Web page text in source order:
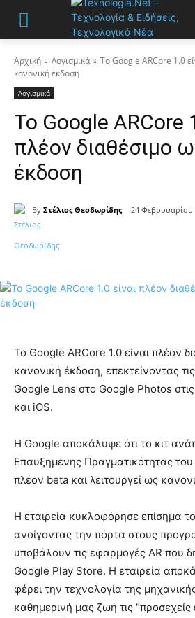
Αρχική Λογισμικά
Το Google ARCore 1.0
κανονική έκδοση
Λογισμικά
Το Google ARCore
πλέον διαθέσιμο
έκδοση
By Στέλιος Θεοδωρίδης 24 Φεβρουαρίου
Το Google ARCore 1.0 είναι πλέον
κανονική έκδοση, επεκτείνοντας
Google Lens στο Google Photos
και iOS.
Η Google αποκάλυψε ότι το κιτ
Επαυξημένης Πραγματικότητας του
πλέον beta και λειτουργεί ως
Η εταιρεία κυκλοφόρησε επίσημα
ανοίγοντας την πόρτα στους
υποβάλουν τις εφαρμογές AR που
Google Play Store. Η εταιρεία
φέρει την τεχνολογία της
καθημερινή μας ζωή τις “προσεχείς